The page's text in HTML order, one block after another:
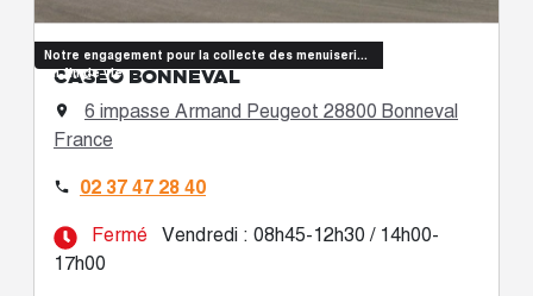
Notre engagement pour la collecte des menuiseries
en fin de vie
CASÉO BONNEVAL

6 impasse Armand Peugeot 28800 Bonneval
France
 02 37 47 28 40
Fermé
Vendredi : 08h45-12h30 / 14h00-
17h00